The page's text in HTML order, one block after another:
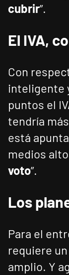
cubrir”.
El IVA,
Con
inteligente
puntos el
tendría
está
medios
voto”.
Los
Para el
requiere
amplio. Y